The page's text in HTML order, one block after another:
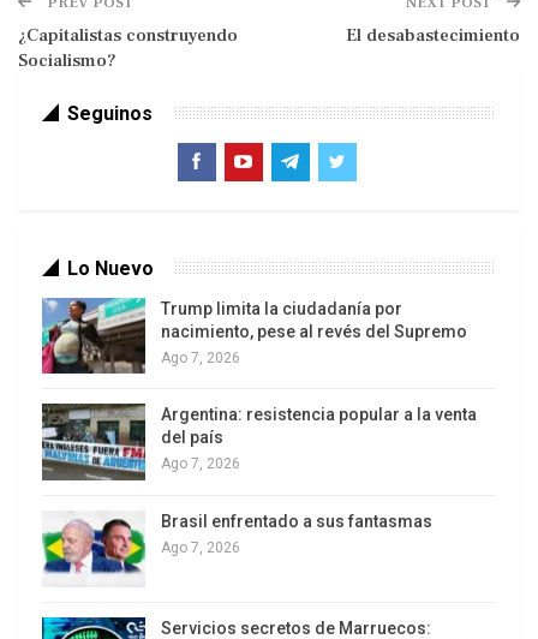
Contratación de la deuda.
En toda futura operación de crédito público se
-Verificar que los fondos provenientes de ella
encuentre objetivamente demostrada.
rivilegiar el recurso al mercado interno de
capitales.
-Desarrollar un sistema eficaz de planificación
global, investigación y centralización de
información y controles de los endeudamientos
descentralizada, para que tanto los
administradores como los legisladores
dispongan de una información pormenorizada,
exacta y total para guiar sus decisiones en la
¿Capitalistas construyendo
Socialismo?
El desabastecimiento
Seguinos
Lo Nuevo
Trump limita la ciudadanía por
nacimiento, pese al revés del Supremo
Ago 7, 2026
Argentina: resistencia popular a la venta
del país
Ago 7, 2026
Brasil enfrentado a sus fantasmas
Ago 7, 2026
Servicios secretos de Marruecos: